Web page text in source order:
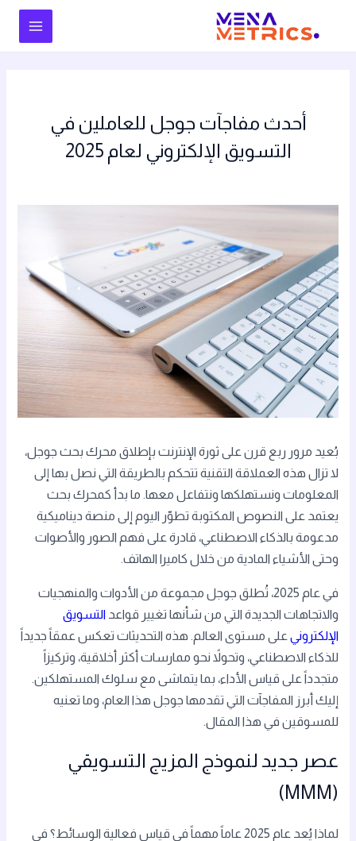
Main
أحدث مفاجآت جوجل للعاملين في
التسويق الإلكتروني لعام 2025
بُعيد مرور ربع قرن على ثورة الإنترنت بإطلاق محرك بحث جوجل،
لا تزال هذه العملاقة التقنية تتحكم بالطريقة التي نصل بها إلى
المعلومات ونستهلكها ونتفاعل معها. ما بدأ كمحرك بحث
يعتمد على النصوص المكتوبة تطوّر اليوم إلى منصة ديناميكية
مدعومة بالذكاء الاصطناعي، قادرة على فهم الصور والأصوات
وحتى الأشياء المادية من خلال كاميرا الهاتف.
في عام 2025، تُطلق جوجل مجموعة من الأدوات والمنهجيات
والاتجاهات الجديدة التي من شأنها تغيير قواعدالتسويق
الإلكتروني على مستوى العالم. هذه التحديثات تعكس عمقاً جديداً
للذكاء الاصطناعي، وتحولاً نحو ممارسات أكثر أخلاقية، وتركيزاً
متجدداً على قياس الأداء، بما يتماشى مع سلوك المستهلكين.
إليك أبرز المفاجآت التي تقدمها جوجل هذا العام، وما تعنيه
للمسوقين في هذا المقال.
عصر جديد لنموذج المزيج التسويقي
(MMM)
لماذا يُعد عام 2025 عاماً مهماً في قياس فعالية الوسائط؟ في